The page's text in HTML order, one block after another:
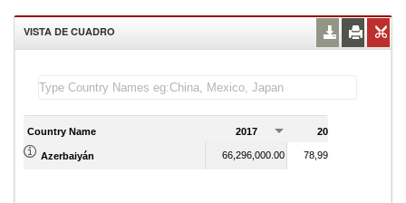
VISTA DE CUADRO
Country Name 2017 2018
Azerbaiyán 66,296,000.00 78,995,000.00